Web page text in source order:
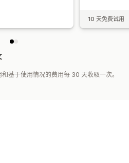
10 天免费试用
基于使用情况的费用每 30 天收取一次。